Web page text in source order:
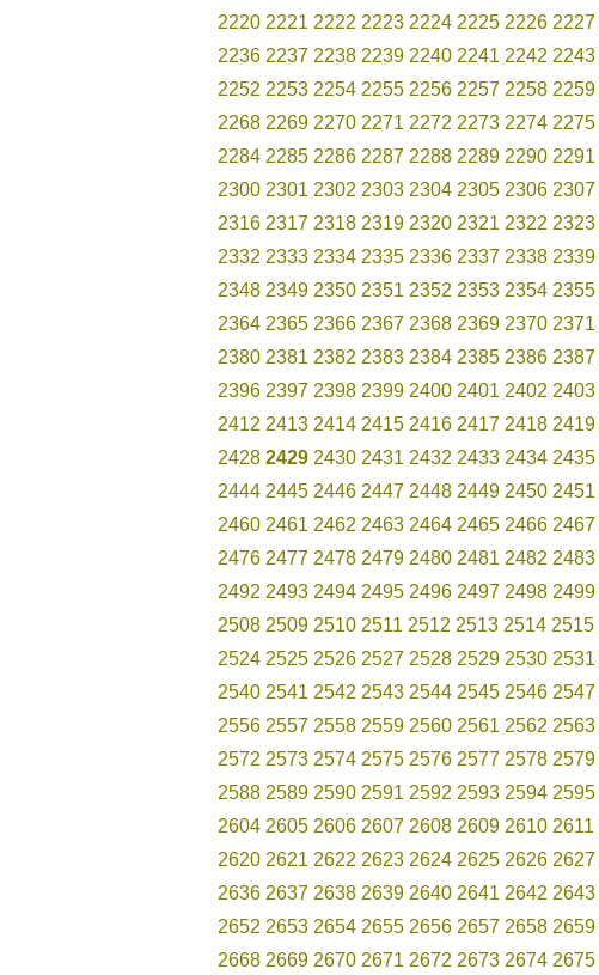
2220 2221 2222 2223 2224 2225 2226 2227
2236 2237 2238 2239 2240 2241 2242 2243
2252 2253 2254 2255 2256 2257 2258 2259
2268 2269 2270 2271 2272 2273 2274 2275
2284 2285 2286 2287 2288 2289 2290 2291
2300 2301 2302 2303 2304 2305 2306 2307
2316 2317 2318 2319 2320 2321 2322 2323
2332 2333 2334 2335 2336 2337 2338 2339
2348 2349 2350 2351 2352 2353 2354 2355
2364 2365 2366 2367 2368 2369 2370 2371
2380 2381 2382 2383 2384 2385 2386 2387
2396 2397 2398 2399 2400 2401 2402 2403
2412 2413 2414 2415 2416 2417 2418 2419
2428 2429 2430 2431 2432 2433 2434 2435
2444 2445 2446 2447 2448 2449 2450 2451
2460 2461 2462 2463 2464 2465 2466 2467
2476 2477 2478 2479 2480 2481 2482 2483
2492 2493 2494 2495 2496 2497 2498 2499
2508 2509 2510 2511 2512 2513 2514 2515
2524 2525 2526 2527 2528 2529 2530 2531
2540 2541 2542 2543 2544 2545 2546 2547
2556 2557 2558 2559 2560 2561 2562 2563
2572 2573 2574 2575 2576 2577 2578 2579
2588 2589 2590 2591 2592 2593 2594 2595
2604 2605 2606 2607 2608 2609 2610 2611
2620 2621 2622 2623 2624 2625 2626 2627
2636 2637 2638 2639 2640 2641 2642 2643
2652 2653 2654 2655 2656 2657 2658 2659
2668 2669 2670 2671 2672 2673 2674 2675